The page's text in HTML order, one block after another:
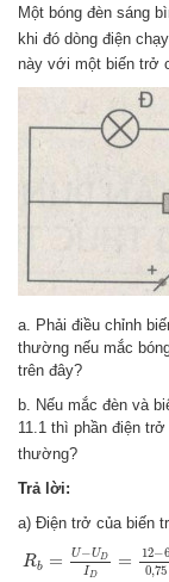
Một bóng đèn sáng
khi đó dòng điện
này với một biến trở
a. Phải điều chỉnh
thường nếu mắc
trên đây?
b. Nếu mắc đèn và
11.1 thì phần điện trở
thường?
Trả lời:
a) Điện trở của biến
Rb = U−UD
ID
= 12−6
0,75
−U D 12 6